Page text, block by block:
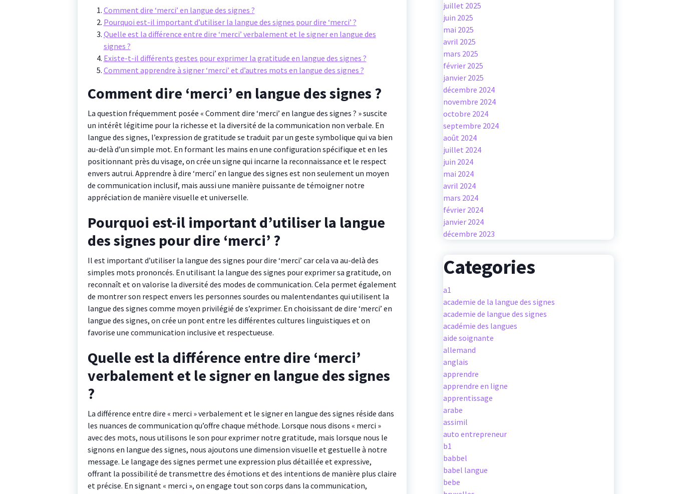
Comment dire ‘merci’ en langue des signes ?
Pourquoi est-il important d’utiliser la langue des signes pour dire ‘merci’ ?
Quelle est la différence entre dire ‘merci’ verbalement et le signer en langue des
signes ?
Existe-t-il différents gestes pour exprimer la gratitude en langue des signes ?
Comment apprendre à signer ‘merci’ et d’autres mots en langue des signes ?
Comment dire ‘merci’ en langue des signes ?
La question fréquemment posée « Comment dire ‘merci’ en langue des signes ? » suscite
un intérêt légitime pour la richesse et la diversité de la communication non verbale. En
langue des signes, l’expression de gratitude se traduit par un geste symbolique qui va bien
au-delà d’un simple mot. En formant les mains en une configuration spécifique et en les
positionnant près du visage, on crée un signe qui incarne la reconnaissance et le respect
envers autrui. Apprendre à dire ‘merci’ en langue des signes est non seulement un moyen
de communication inclusif, mais aussi une manière puissante de témoigner notre
appréciation de manière visuelle et universelle.
Pourquoi est-il important d’utiliser la langue
des signes pour dire ‘merci’ ?
Il est important d’utiliser la langue des signes pour dire ‘merci’ car cela va au-delà des
simples mots prononcés. En utilisant la langue des signes pour exprimer sa gratitude, on
reconnaît et on valorise la diversité des modes de communication. Cela permet également
de montrer son respect envers les personnes sourdes ou malentendantes qui utilisent la
langue des signes comme moyen privilégié de s’exprimer. En choisissant de dire ‘merci’ en
langue des signes, on crée un pont entre les différentes cultures linguistiques et on
favorise une communication inclusive et respectueuse.
Quelle est la différence entre dire ‘merci’
verbalement et le signer en langue des signes
?
La différence entre dire « merci » verbalement et le signer en langue des signes réside dans
les nuances de communication qu’offre chaque méthode. Lorsque nous disons « merci »
avec des mots, nous utilisons le son pour exprimer notre gratitude, mais lorsque nous le
signons en langue des signes, nous ajoutons une dimension visuelle et gestuelle à notre
message. Le langage des signes permet une expression plus détaillée et expressive,
offrant la possibilité de transmettre des émotions et des intentions de manière plus claire
et précise. En signant « merci », on engage tout son corps dans la communication,
juillet 2025
juin 2025
mai 2025
avril 2025
mars 2025
février 2025
janvier 2025
décembre 2024
novembre 2024
octobre 2024
septembre 2024
août 2024
juillet 2024
juin 2024
mai 2024
avril 2024
mars 2024
février 2024
janvier 2024
décembre 2023
Categories
a1
academie de la langue des signes
academie de langue des signes
académie des langues
aide soignante
allemand
anglais
apprendre
apprendre en ligne
apprentissage
arabe
assimil
auto entrepreneur
b1
babbel
babel langue
bebe